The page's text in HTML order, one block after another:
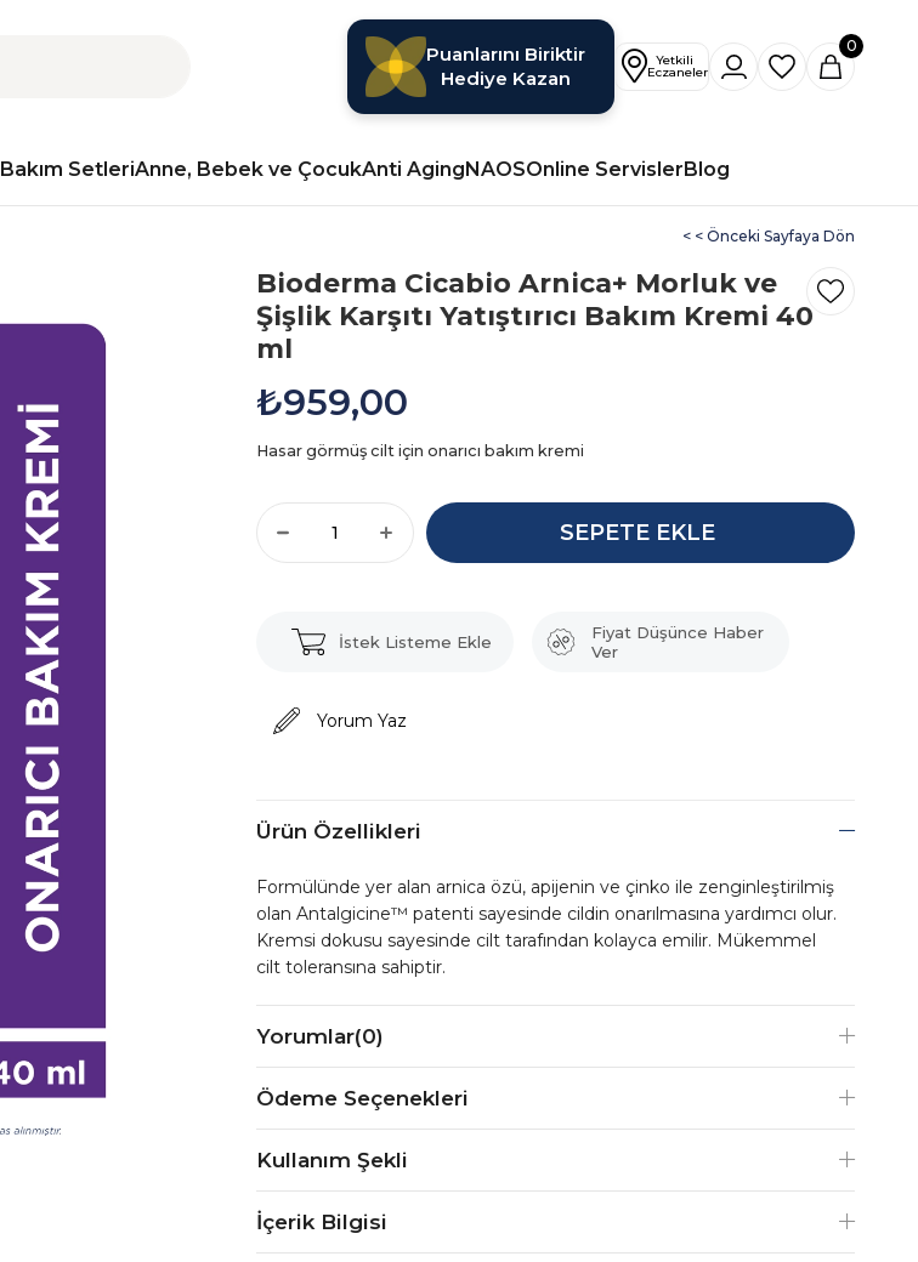
Puanlarını Biriktir
Hediye Kazan
0
Bakım SetleriAnne, Bebek ve ÇocukAnti AgingNAOSOnline ServislerBlog
< < Önceki Sayfaya Dön
Bioderma Cicabio Arnica+ Morluk ve
Şişlik Karşıtı Yatıştırıcı Bakım Kremi 40
ml
₺959,00
Hasar görmüş cilt için onarıcı bakım kremi
İstek Listeme Ekle
Fiyat Düşünce Haber
Ver
Yorum Yaz
Ürün Özellikleri
Formülünde yer alan arnica özü, apijenin ve çinko ile zenginleştirilmiş
olan Antalgicine™ patenti sayesinde cildin onarılmasına yardımcı olur.
Kremsi dokusu sayesinde cilt tarafından kolayca emilir. Mükemmel
cilt toleransına sahiptir.
Yorumlar(0)
Ödeme Seçenekleri
Kullanım Şekli
İçerik Bilgisi